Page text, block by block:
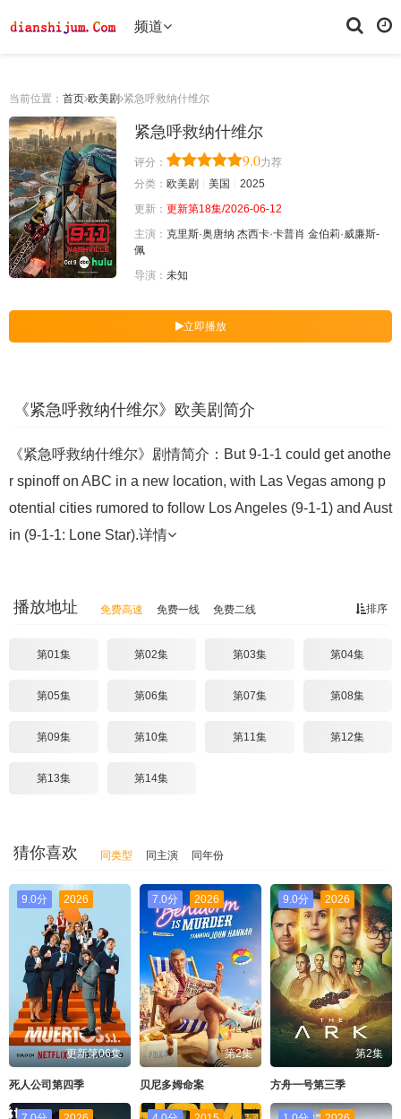
频道
当前位置： 首页 欧美剧 紧急呼救纳什维尔
紧急呼救纳什维尔
评分： 9.0力荐
分类： 欧美剧 美国
2025
更新： 更新第18集/2026-06-12
主演： 克里斯·奥唐纳 杰西卡·卡普肖 金伯莉·威廉斯-
佩
导演： 未知
立即播放
《紧急呼救纳什维尔》欧美剧简介
《紧急呼救纳什维尔》剧情简介：But 9-1-1 could get anothe
r spinoff on ABC in a new location, with Las Vegas among p
otential cities rumored to follow Los Angeles (9-1-1) and Aust
in (9-1-1: Lone Star).详情
排序
播放地址 免费高速 免费一线 免费二线
第01集 第02集 第03集 第04集
第05集 第06集 第07集 第08集
第09集 第10集 第11集 第12集
第13集 第14集
猜你喜欢 同类型 同主演 同年份
9.0分 2026
更新第06集
死人公司第四季
7.0分 2026
第2集
贝尼多姆命案
9.0分 2026
第2集
方舟一号第三季